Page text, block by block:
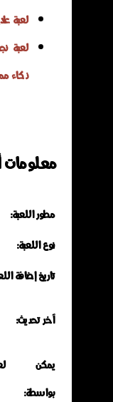
لعبة
لعبة
ذكاء
مطور اللعبة:
نوع اللعبة:
تاريخ إضافة
آخر تحديث:
يمكن
بواسطة: